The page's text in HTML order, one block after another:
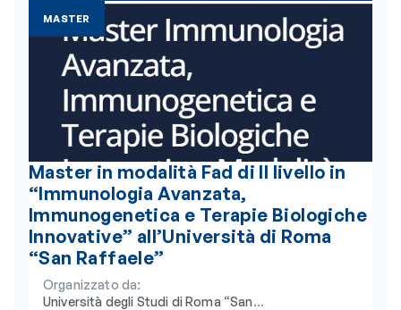
MASTER
Master in modalità Fad di II livello in
“Immunologia Avanzata,
Immunogenetica e Terapie Biologiche
Innovative” all’Università di Roma
“San Raffaele”
Organizzato da:
Università degli Studi di Roma “San